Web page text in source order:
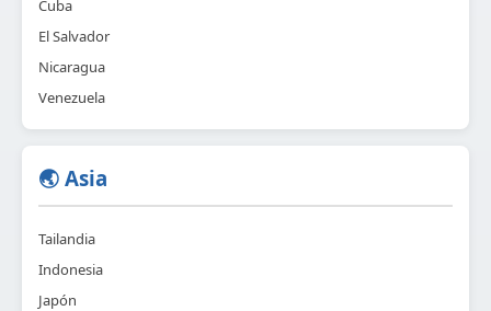
Cuba
El Salvador
Nicaragua
Venezuela
🌏 Asia
Tailandia
Indonesia
Japón